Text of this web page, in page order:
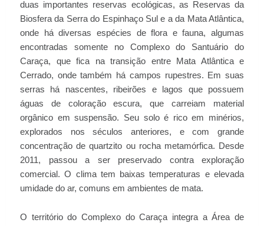
duas importantes reservas ecológicas, as Reservas da
Biosfera da Serra do Espinhaço Sul e a da Mata Atlântica,
onde há diversas espécies de flora e fauna, algumas
encontradas somente no Complexo do Santuário do
Caraça, que fica na transição entre Mata Atlântica e
Cerrado, onde também há campos rupestres. Em suas
serras há nascentes, ribeirões e lagos que possuem
águas de coloração escura, que carreiam material
orgânico em suspensão. Seu solo é rico em minérios,
explorados nos séculos anteriores, e com grande
concentração de quartzito ou rocha metamórfica. Desde
2011, passou a ser preservado contra exploração
comercial. O clima tem baixas temperaturas e elevada
umidade do ar, comuns em ambientes de mata.
O território do Complexo do Caraça integra a Área de